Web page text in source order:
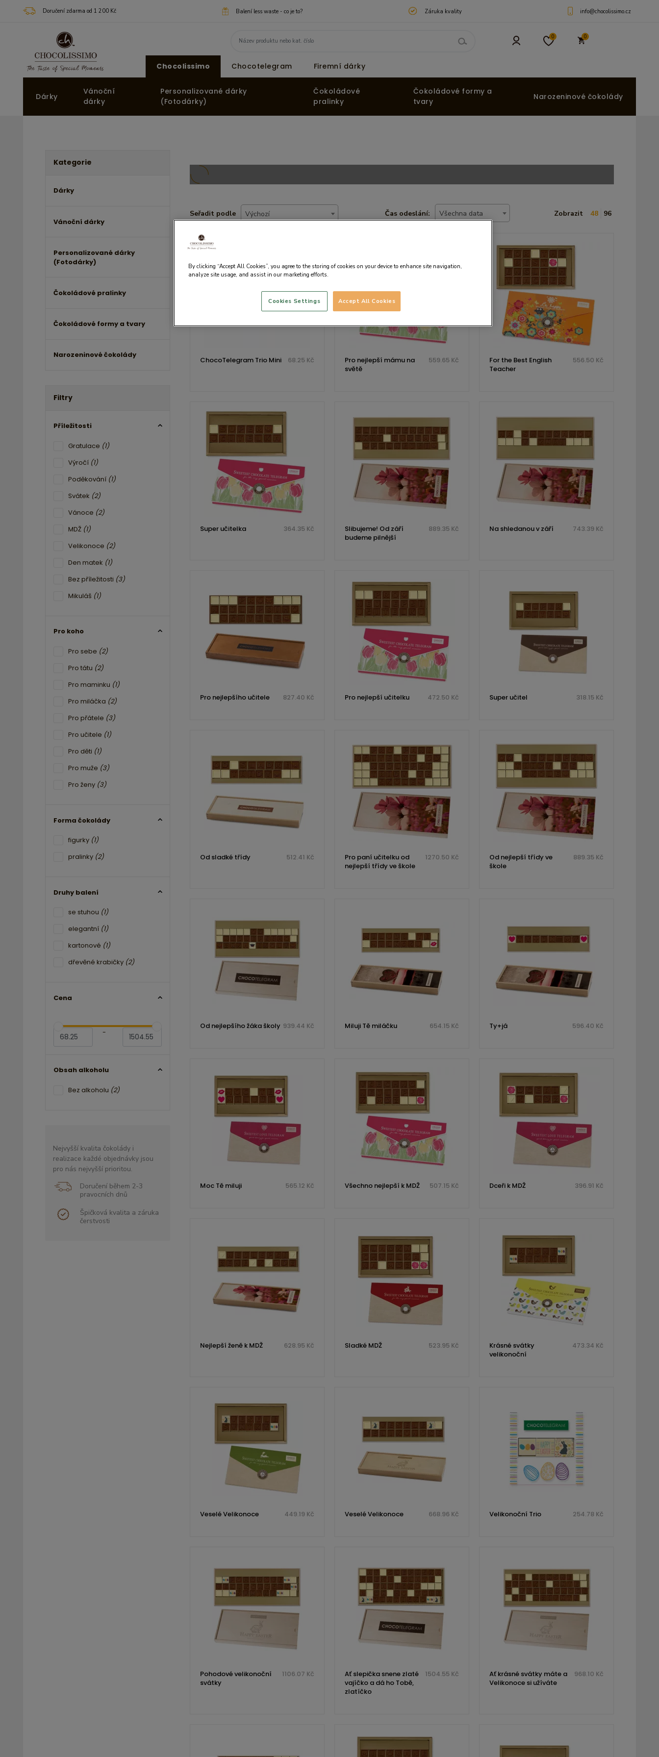
Doručení zdarma od 1 200 Kč Balení less waste - co je to? Záruka kvality info@chocolissimo.cz
0 0
Chocolissimo Chocotelegram Firemní dárky
Dárky
Vánoční
dárky
Personalizované dárky
(Fotodárky)
Čokoládové
pralinky
Čokoládové formy a
tvary
Narozeninové čokolády
Kategorie
Dárky
Vánoční dárky
Personalizované dárky
(Fotodárky)
Čokoládové pralinky
Čokoládové formy a tvary
Narozeninové čokolády
Filtry
Příležitosti
Gratulace (1)
Výročí (1)
Poděkování (1)
Svátek (2)
Vánoce (2)
MDŽ (1)
Velikonoce (2)
Den matek (1)
Bez příležitosti (3)
Mikuláš (1)
Pro koho
Pro sebe (2)
Pro tátu (2)
Pro maminku (1)
Pro miláčka (2)
Pro přátele (3)
Pro učitele (1)
Pro děti (1)
Pro muže (3)
Pro ženy (3)
Forma čokolády
figurky (1)
pralinky (2)
Druhy balení
se stuhou (1)
elegantní (1)
kartonové (1)
dřevěné krabičky (2)
Cena
-
Obsah alkoholu
Bez alkoholu (2)
Nejvyšší kvalita čokolády i
realizace každé objednávky jsou
pro nás nejvyšší prioritou.
Doručení během 2-3
pravocních dnů
Špičková kvalita a záruka
čerstvosti
Seřadit podle Výchozí Čas odeslání: Všechna data Zobrazit 48 96
ChocoTelegram Trio Mini 68.25 Kč
Pro nejlepší mámu na
světě
559.65 Kč
For the Best English
Teacher
556.50 Kč
Super učitelka 364.35 Kč
Slibujeme! Od září
budeme pilnější
889.35 Kč Na shledanou v září 743.39 Kč
Pro nejlepšího učitele 827.40 Kč Pro nejlepší učitelku 472.50 Kč Super učitel 318.15 Kč
Od sladké třídy 512.41 Kč
Pro paní učitelku od
nejlepší třídy ve škole
1270.50 Kč
Od nejlepší třídy ve
škole
889.35 Kč
Od nejlepšího žáka školy 939.44 Kč Miluji Tě miláčku 654.15 Kč Ty+já 596.40 Kč
Moc Tě miluji 565.12 Kč Všechno nejlepší k MDŽ 507.15 Kč Dceři k MDŽ 396.91 Kč
Nejlepší ženě k MDŽ 628.95 Kč Sladké MDŽ 523.95 Kč
Krásné svátky
velikonoční
473.34 Kč
Veselé Velikonoce 449.19 Kč Veselé Velikonoce 668.96 Kč Velikonoční Trio 254.78 Kč
Pohodové velikonoční
svátky
1106.07 Kč
Ať slepička snene zlaté
vajíčko a dá ho Tobě,
zlatíčko
1504.55 Kč
Ať krásné svátky máte a
Velikonoce si užíváte
968.10 Kč
By clicking “Accept All Cookies”, you agree to the storing of cookies on your device to enhance site navigation,
analyze site usage, and assist in our marketing efforts.
Accept All Cookies
Cookies Settings